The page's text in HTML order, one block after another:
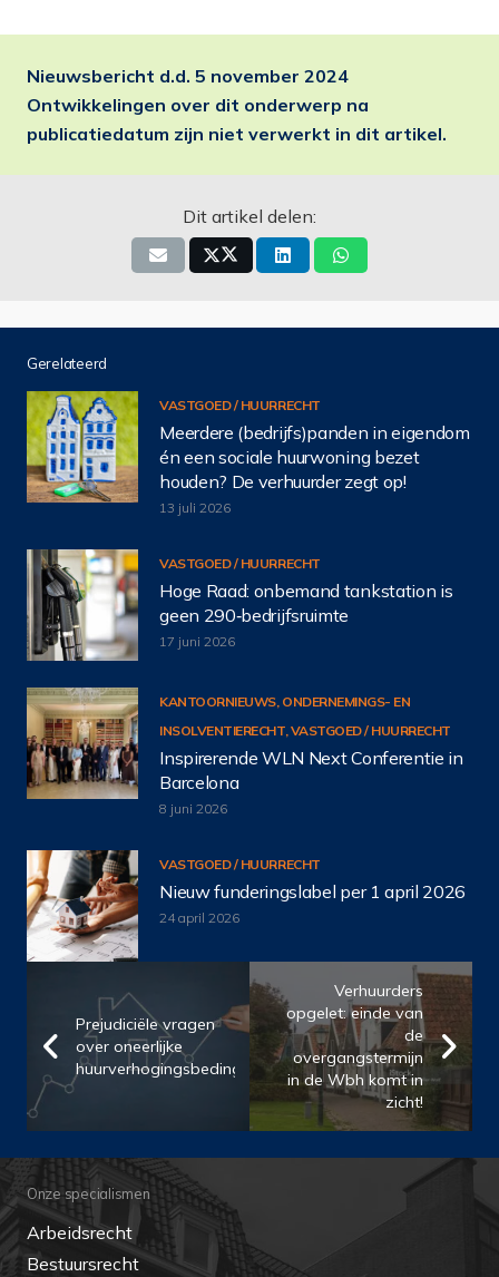
Nieuwsbericht d.d. 5 november 2024
Ontwikkelingen over dit onderwerp na
publicatiedatum zijn niet verwerkt in dit artikel.
Dit artikel delen:
Gerelateerd
VASTGOED / HUURRECHT
Meerdere (bedrijfs)panden in eigendom
én een sociale huurwoning bezet
houden? De verhuurder zegt op!
13 juli 2026
VASTGOED / HUURRECHT
Hoge Raad: onbemand tankstation is
geen 290‑bedrijfsruimte
17 juni 2026
KANTOORNIEUWS, ONDERNEMINGS- EN
INSOLVENTIERECHT,VASTGOED / HUURRECHT
Inspirerende WLN Next Conferentie in
Barcelona
8 juni 2026
VASTGOED / HUURRECHT
Nieuw funderingslabel per 1 april 2026
24 april 2026
Prejudiciële vragen
over oneerlijke
huurverhogingsbedingen
Verhuurders
opgelet: einde van
de
overgangstermijn
in de Wbh komt in
zicht!
Onze specialismen
Arbeidsrecht
Bestuursrecht